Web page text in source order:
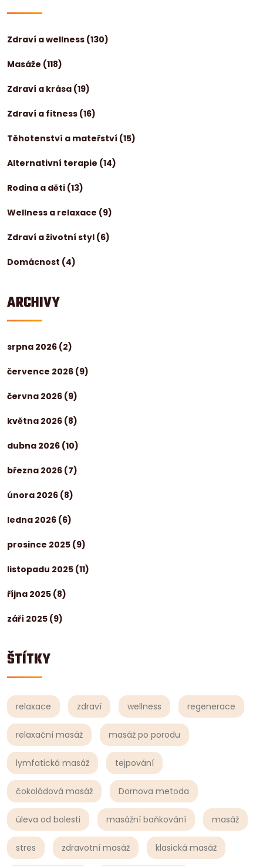
Zdraví a wellness (130)
Masáže (118)
Zdraví a krása (19)
Zdraví a fitness (16)
Těhotenství a mateřství (15)
Alternativní terapie (14)
Rodina a děti (13)
Wellness a relaxace (9)
Zdraví a životní styl (6)
Domácnost (4)
ARCHIVY
srpna 2026 (2)
července 2026 (9)
června 2026 (9)
května 2026 (8)
dubna 2026 (10)
března 2026 (7)
února 2026 (8)
ledna 2026 (6)
prosince 2025 (9)
listopadu 2025 (11)
října 2025 (8)
září 2025 (9)
ŠTÍTKY
relaxace zdraví wellness regenerace
relaxační masáž masáž po porodu
lymfatická masáž tejpování
čokoládová masáž Dornova metoda
úleva od bolesti masážní baňkování masáž
stres zdravotní masáž klasická masáž